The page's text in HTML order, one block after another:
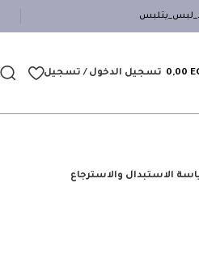
0,00 تسجيل الدخول / تسجيل
الاستبدال والاسترجاع